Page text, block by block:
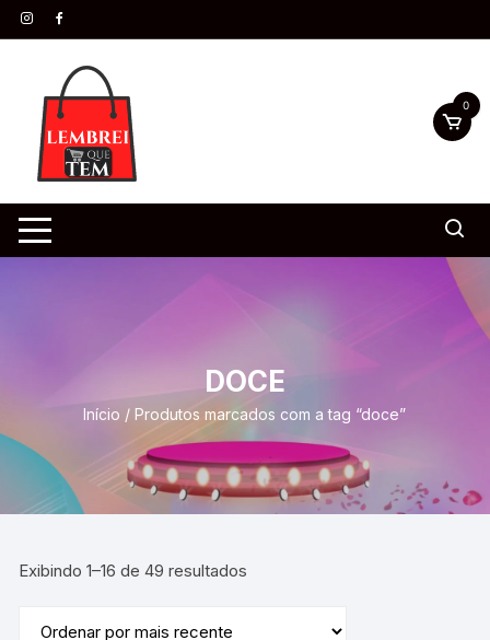
0
DOCE
Início / Produtos marcados com a tag “doce”
Exibindo 1–16 de 49 resultados